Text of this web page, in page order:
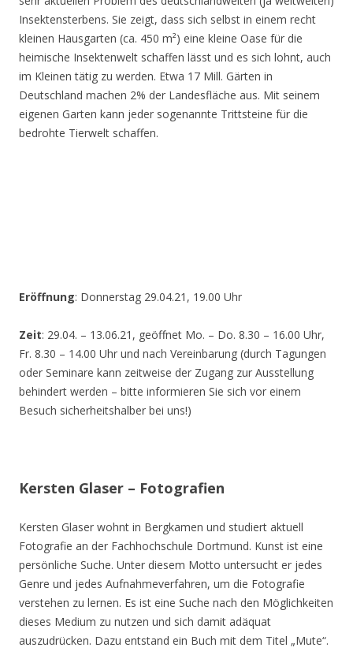
Insektensterbens. Sie zeigt, dass sich selbst in einem recht
kleinen Hausgarten (ca. 450 m²) eine kleine Oase für die
heimische Insektenwelt schaffen lässt und es sich lohnt, auch
im Kleinen tätig zu werden. Etwa 17 Mill. Gärten in
Deutschland machen 2% der Landesfläche aus. Mit seinem
eigenen Garten kann jeder sogenannte Trittsteine für die
bedrohte Tierwelt schaffen.
Eröffnung: Donnerstag 29.04.21, 19.00 Uhr
Zeit: 29.04. – 13.06.21, geöffnet Mo. – Do. 8.30 – 16.00 Uhr,
Fr. 8.30 – 14.00 Uhr und nach Vereinbarung (durch Tagungen
oder Seminare kann zeitweise der Zugang zur Ausstellung
behindert werden – bitte informieren Sie sich vor einem
Besuch sicherheitshalber bei uns!)
Kersten Glaser – Fotografien
Kersten Glaser wohnt in Bergkamen und studiert aktuell
Fotografie an der Fachhochschule Dortmund. Kunst ist eine
persönliche Suche. Unter diesem Motto untersucht er jedes
Genre und jedes Aufnahmeverfahren, um die Fotografie
verstehen zu lernen. Es ist eine Suche nach den Möglichkeiten
dieses Medium zu nutzen und sich damit adäquat
auszudrücken. Dazu entstand ein Buch mit dem Titel „Mute“.